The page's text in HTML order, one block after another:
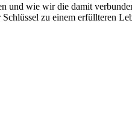
und wie‌ wir die damit
zu einem erfüllteren‌